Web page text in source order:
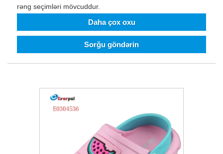
rəng seçimləri mövcuddur.
Daha çox oxu
Sorğu göndərin